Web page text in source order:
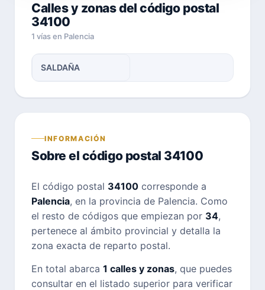
Calles y zonas del código postal
34100
1 vías en Palencia
SALDAÑA
INFORMACIÓN
Sobre el código postal 34100
El código postal 34100 corresponde a
Palencia, en la provincia de Palencia. Como
el resto de códigos que empiezan por 34,
pertenece al ámbito provincial y detalla la
zona exacta de reparto postal.
En total abarca 1 calles y zonas, que puedes
consultar en el listado superior para verificar